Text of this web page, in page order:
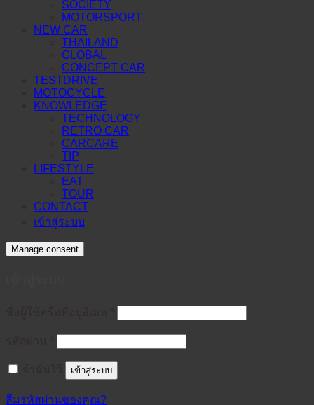
SOCIETY
MOTORSPORT
NEW CAR
THAILAND
GLOBAL
CONCEPT CAR
TESTDRIVE
MOTOCYCLE
KNOWLEDGE
TECHNOLOGY
RETRO CAR
CARCARE
TIP
LIFESTYLE
EAT
TOUR
CONTACT
เข้าสู่ระบบ
Manage consent
เข้าสู่ระบบ
ลืมรหัสผ่านของคุณ?